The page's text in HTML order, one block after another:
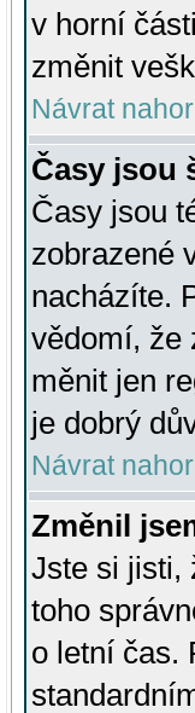
v horní
změnit
Návrat
Časy jsou
Časy jsou
zobrazené
nacházíte.
vědomí, že
měnit jen
je dobrý
Návrat
Změnil
Jste si jisti,
toho
o letní čas.